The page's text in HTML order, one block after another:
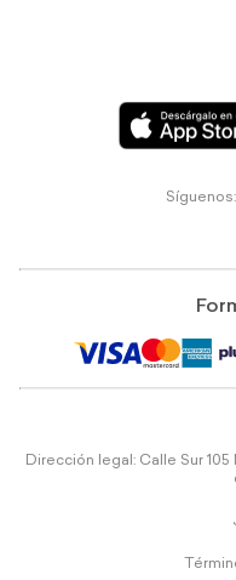
Síguenos:
Dirección legal: Calle Sur 105